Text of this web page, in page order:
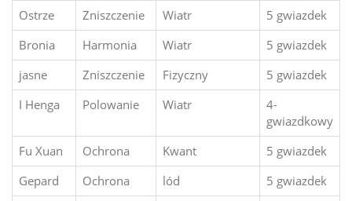
Ostrze
Zniszczenie Wiatr
5 gwiazdek
Bronia
Harmonia Wiatr
5 gwiazdek
jasne
Zniszczenie Fizyczny
5 gwiazdek
I Henga
Polowanie Wiatr
4-
gwiazdkowy
Fu Xuan
Ochrona Kwant
5 gwiazdek
Gepard
Ochrona lód
5 gwiazdek